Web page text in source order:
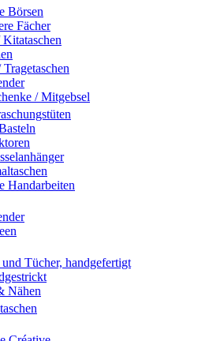
Börsen
Fächer
/ Mitgebsel
Handarbeiten
Tücher, handgefertigt
Nähen